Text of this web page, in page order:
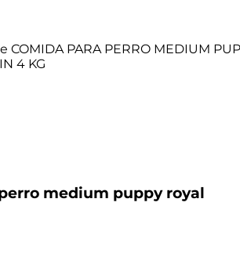
medium puppy royal